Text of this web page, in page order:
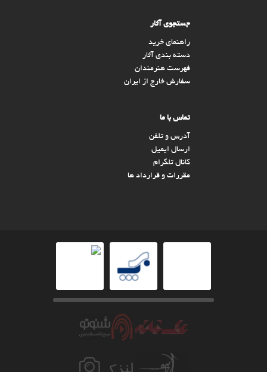
جستجوی آثار
راهنمای خرید
دسته بندی آثار
فهرست هنرمندان
سفارش خارج از ایران
تماس با ما
آدرس و تلفن
ارسال ایمیل
کانال تلگرام
مقررات و قرارداد ها